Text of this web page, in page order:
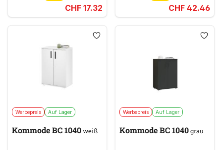
CHF 17.32 CHF 42.46
Werbepreis Auf Lager
Kommode BC 1040weiß
Werbepreis Auf Lager
Kommode BC 1040grau